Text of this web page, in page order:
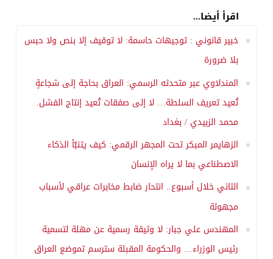
اقرأ أيضا...
خبير قانوني : توجيهات حاسمة: لا توقيف إلا بنص ولا حبس
بلا ضرورة
المندلاوي عبر متحدثه الرسمي: العراق بحاجة إلى شجاعةٍ
تُعيد تعريف السلطة… لا إلى صفقات تُعيد إنتاج الفشل.
محمد الزبيدي / بغداد
الزهايمر المبكر تحت المجهر الرقمي: كيف يتنبّأ الذكاء
الاصطناعي بما لا يراه الإنسان
الثاني خلال أسبوع.. انتحار ضابط مخابرات عراقي لأسباب
مجهولة
المهندس علي جبار: لا وثيقة رسمية عن مهلة لتسمية
رئيس الوزراء… والحكومة المقبلة سترسم تموضع العراق